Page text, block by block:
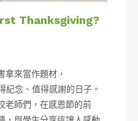
Thanksgiving?
拿來當作題材，
紀念、值得感謝的日子。
老師們，在感恩節的前